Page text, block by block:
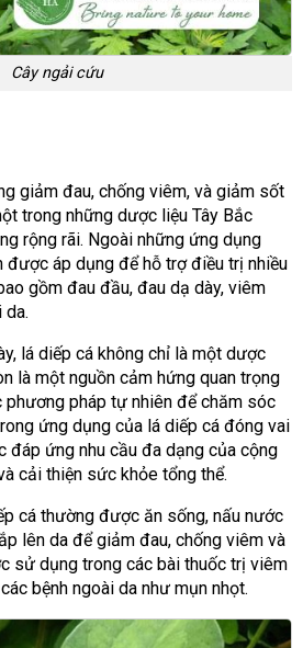
Cây ngải cứu
giảm đau, chống viêm, và giảm sốt
trong những dược liệu Tây Bắc
rộng rãi. Ngoài những ứng dụng
được áp dụng để hỗ trợ điều trị nhiều
gồm đau đầu, đau dạ dày, viêm
da.
lá diếp cá không chỉ là một dược
là một nguồn cảm hứng quan trọng
phương pháp tự nhiên để chăm sóc
ứng dụng của lá diếp cá đóng vai
đáp ứng nhu cầu đa dạng của cộng
cải thiện sức khỏe tổng thể.
cá thường được ăn sống, nấu nước
lên da để giảm đau, chống viêm và
sử dụng trong các bài thuốc trị viêm
bệnh ngoài da như mụn nhọt.